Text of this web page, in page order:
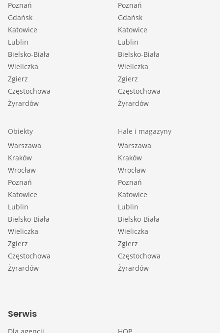
Poznań
Gdańsk
Katowice
Lublin
Bielsko-Biała
Wieliczka
Zgierz
Częstochowa
Żyrardów
Poznań
Gdańsk
Katowice
Lublin
Bielsko-Biała
Wieliczka
Zgierz
Częstochowa
Żyrardów
Obiekty
Warszawa
Kraków
Wrocław
Poznań
Katowice
Lublin
Bielsko-Biała
Wieliczka
Zgierz
Częstochowa
Żyrardów
Hale i magazyny
Warszawa
Kraków
Wrocław
Poznań
Katowice
Lublin
Bielsko-Biała
Wieliczka
Zgierz
Częstochowa
Żyrardów
Serwis